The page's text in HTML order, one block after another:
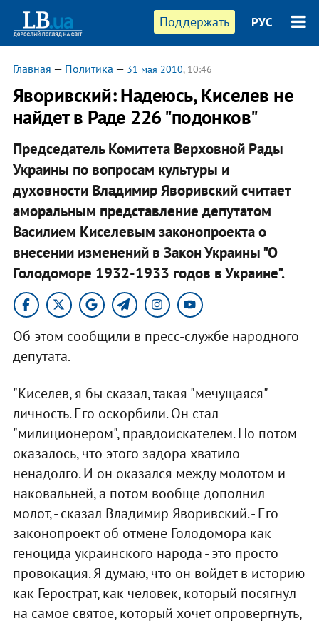
Поддержать РУС
Главная — Политика — 31 мая 2010, 10:46
Яворивский: Надеюсь, Киселев не
найдет в Раде 226 "подонков"
Председатель Комитета Верховной Рады
Украины по вопросам культуры и
духовности Владимир Яворивский считает
аморальным представление депутатом
Василием Киселевым законопроекта о
внесении изменений в Закон Украины "О
Голодоморе 1932-1933 годов в Украине".
Об этом сообщили в пресс-службе народного
депутата.
"Киселев, я бы сказал, такая "мечущаяся"
личность. Его оскорбили. Он стал
"милиционером", правдоискателем. Но потом
оказалось, что этого задора хватило
ненадолго. И он оказался между молотом и
наковальней, а потом вообще дополнил
молот, - сказал Владимир Яворивский. - Его
законопроект об отмене Голодомора как
геноцида украинского народа - это просто
провокация. Я думаю, что он войдет в историю
как Герострат, как человек, который посягнул
на самое святое, который хочет опровергнуть,